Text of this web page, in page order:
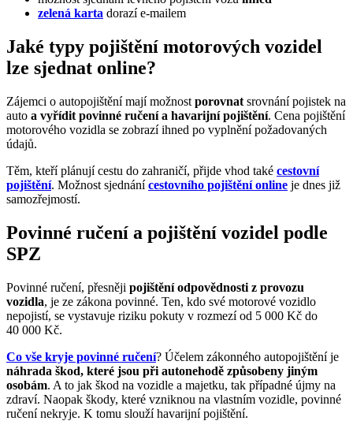
zelená karta dorazí e-mailem
Jaké typy pojištění motorových vozidel
lze sjednat online?
Zájemci o autopojištění mají možnost porovnat srovnání pojistek na
auto a vyřídit povinné ručení a havarijní pojištění. Cena pojištění
motorového vozidla se zobrazí ihned po vyplnění požadovaných
údajů.
Těm, kteří plánují cestu do zahraničí, přijde vhod také cestovní
pojištění. Možnost sjednánícestovního pojištění online je dnes již
samozřejmostí.
Povinné ručení a pojištění vozidel podle
SPZ
Povinné ručení, přesněji pojištění odpovědnosti z provozu
vozidla, je ze zákona povinné. Ten, kdo své motorové vozidlo
nepojistí, se vystavuje riziku pokuty v rozmezí od 5 000 Kč do
40 000 Kč.
Co vše kryje povinné ručení? Účelem zákonného autopojištění je
náhrada škod, které jsou při autonehodě způsobeny jiným
osobám. A to jak škod na vozidle a majetku, tak případné újmy na
zdraví. Naopak škody, které vzniknou na vlastním vozidle, povinné
ručení nekryje. K tomu slouží havarijní pojištění.